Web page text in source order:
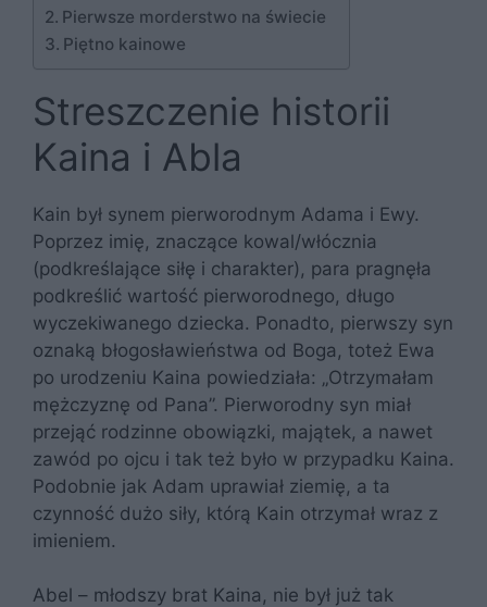
Pierwsze morderstwo na świecie
Piętno kainowe
Streszczenie historii
Kaina i Abla
Kain był synem pierworodnym Adama i Ewy.
Poprzez imię, znaczące kowal/włócznia
(podkreślające siłę i charakter), para pragnęła
podkreślić wartość pierworodnego, długo
wyczekiwanego dziecka. Ponadto, pierwszy syn
oznaką błogosławieństwa od Boga, toteż Ewa
po urodzeniu Kaina powiedziała: „Otrzymałam
mężczyznę od Pana”. Pierworodny syn miał
przejąć rodzinne obowiązki, majątek, a nawet
zawód po ojcu i tak też było w przypadku Kaina.
Podobnie jak Adam uprawiał ziemię, a ta
czynność dużo siły, którą Kain otrzymał wraz z
imieniem.
Abel – młodszy brat Kaina, nie był już tak